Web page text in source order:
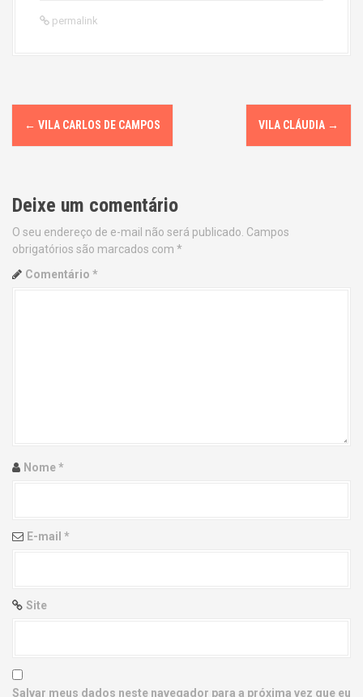
permalink
P
o
t
n
a
i
n
← VILA CARLOS DE CAMPOS VILA CLÁUDIA →
Deixe um comentário
O seu endereço de e-mail não será publicado. Campos
obrigatórios são marcados com *
Comentário *
Nome*
E-mail *
Site
Salvar meus dados neste navegador para a próxima vez que eu